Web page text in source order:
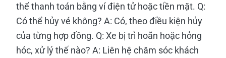
thể thanh toán bằng ví điện tử hoặc tiền mặt. Q:
Có thể hủy vé không? A: Có, theo điều kiện hủy
của từng hợp đồng. Q: Xe bị trì hoãn hoặc hỏng
hóc, xử lý thế nào? A: Liên hệ chăm sóc khách